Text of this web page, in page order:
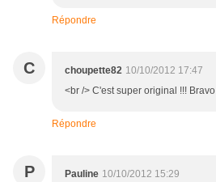
Répondre
C choupette82 10/10/2012 17:47
<br /> C'est super original !!!
Répondre
P Pauline 10/10/2012 15:29